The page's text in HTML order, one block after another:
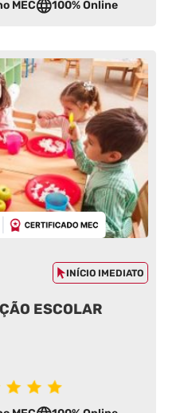
MEC 100% Online
INÍCIO IMEDIATO
ESCOLAR